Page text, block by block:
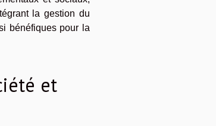
la gestion du
bénéfiques pour la
et